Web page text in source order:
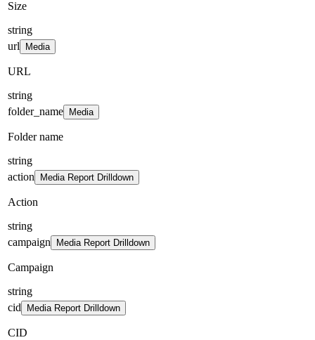
Size
string
url
Media
URL
string
folder_name
Media
Folder name
string
action
Media Report Drilldown
Action
string
campaign
Media Report Drilldown
Campaign
string
cid
Media Report Drilldown
CID